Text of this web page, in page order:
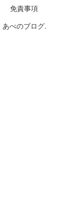
免責事項
べのブログ.